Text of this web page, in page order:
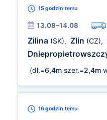
15 godzin temu
13.08–14.08
Zilina (SK), Zlin (CZ),
(dł.=6,4m szer.=2,4m
16 godzin temu